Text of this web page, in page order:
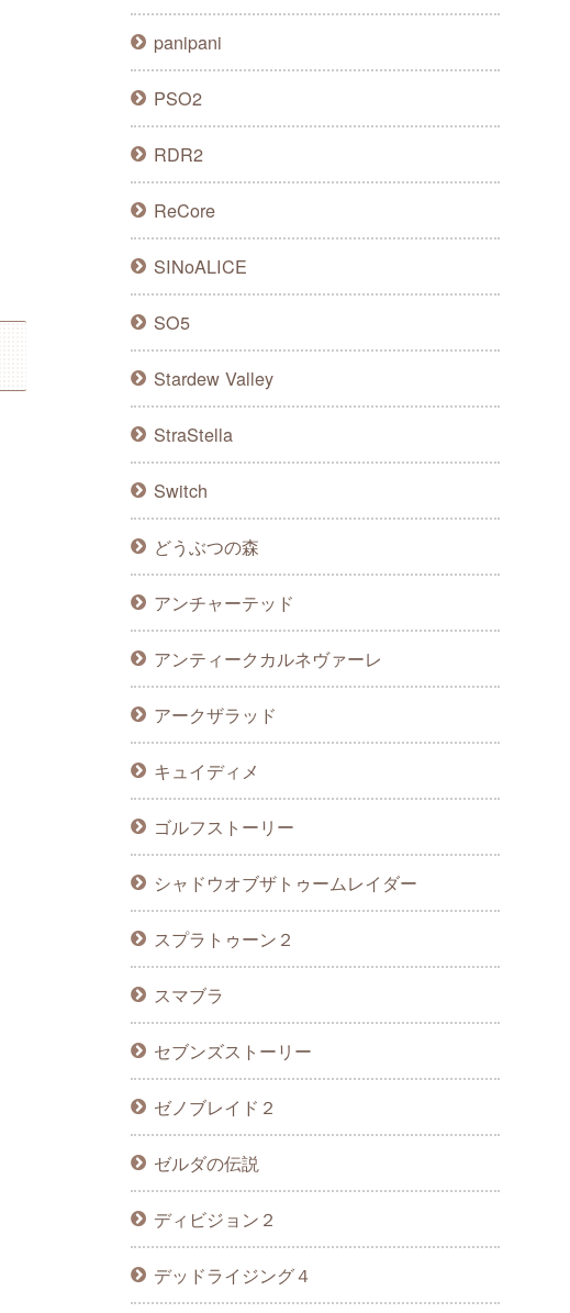
panipani
PSO2
RDR2
ReCore
SINoALICE
SO5
Stardew Valley
StraStella
Switch
どうぶつの森
アンチャーテッド
アンティークカルネヴァーレ
アークザラッド
キュイディメ
ゴルフストーリー
シャドウオブザトゥームレイダー
スプラトゥーン２
スマブラ
セブンズストーリー
ゼノブレイド２
ゼルダの伝説
ディビジョン２
デッドライジング４